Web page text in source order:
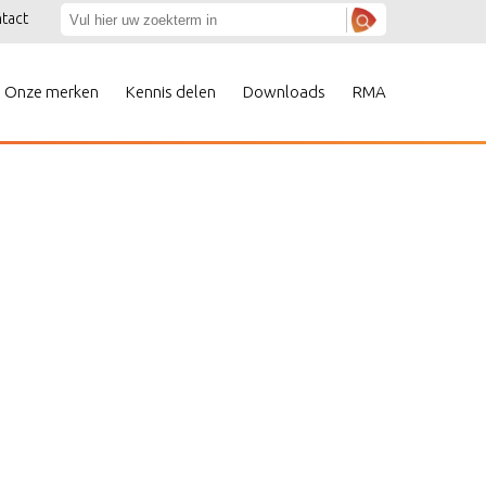
Onze merken Kennis delen Downloads RMA